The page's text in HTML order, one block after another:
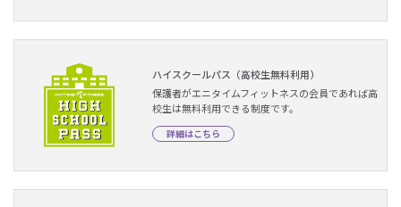
ハイスクールパス（高校生無料利用）
保護者がエニタイムフィットネスの会員であれば高
校生は無料利用できる制度です。
詳細はこちら